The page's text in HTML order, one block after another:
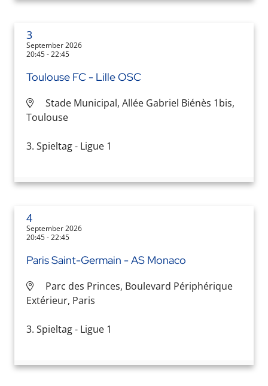
3
September 2026
20:45 - 22:45
Toulouse FC - Lille OSC
Stade Municipal, Allée Gabriel Biénès 1bis,
Toulouse
3. Spieltag - Ligue 1
4
September 2026
20:45 - 22:45
Paris Saint-Germain - AS Monaco
Parc des Princes, Boulevard Périphérique
Extérieur, Paris
3. Spieltag - Ligue 1